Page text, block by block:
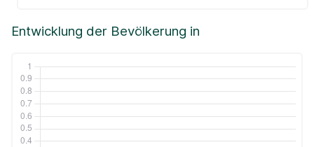
Entwicklung der Bevölkerung in